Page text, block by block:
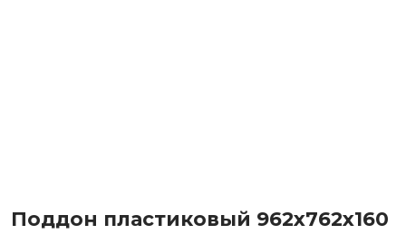
Поддон пластиковый 962х762х160